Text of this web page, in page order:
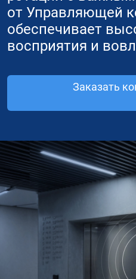
от Управляющей
обеспечивает
восприятия и
Заказать